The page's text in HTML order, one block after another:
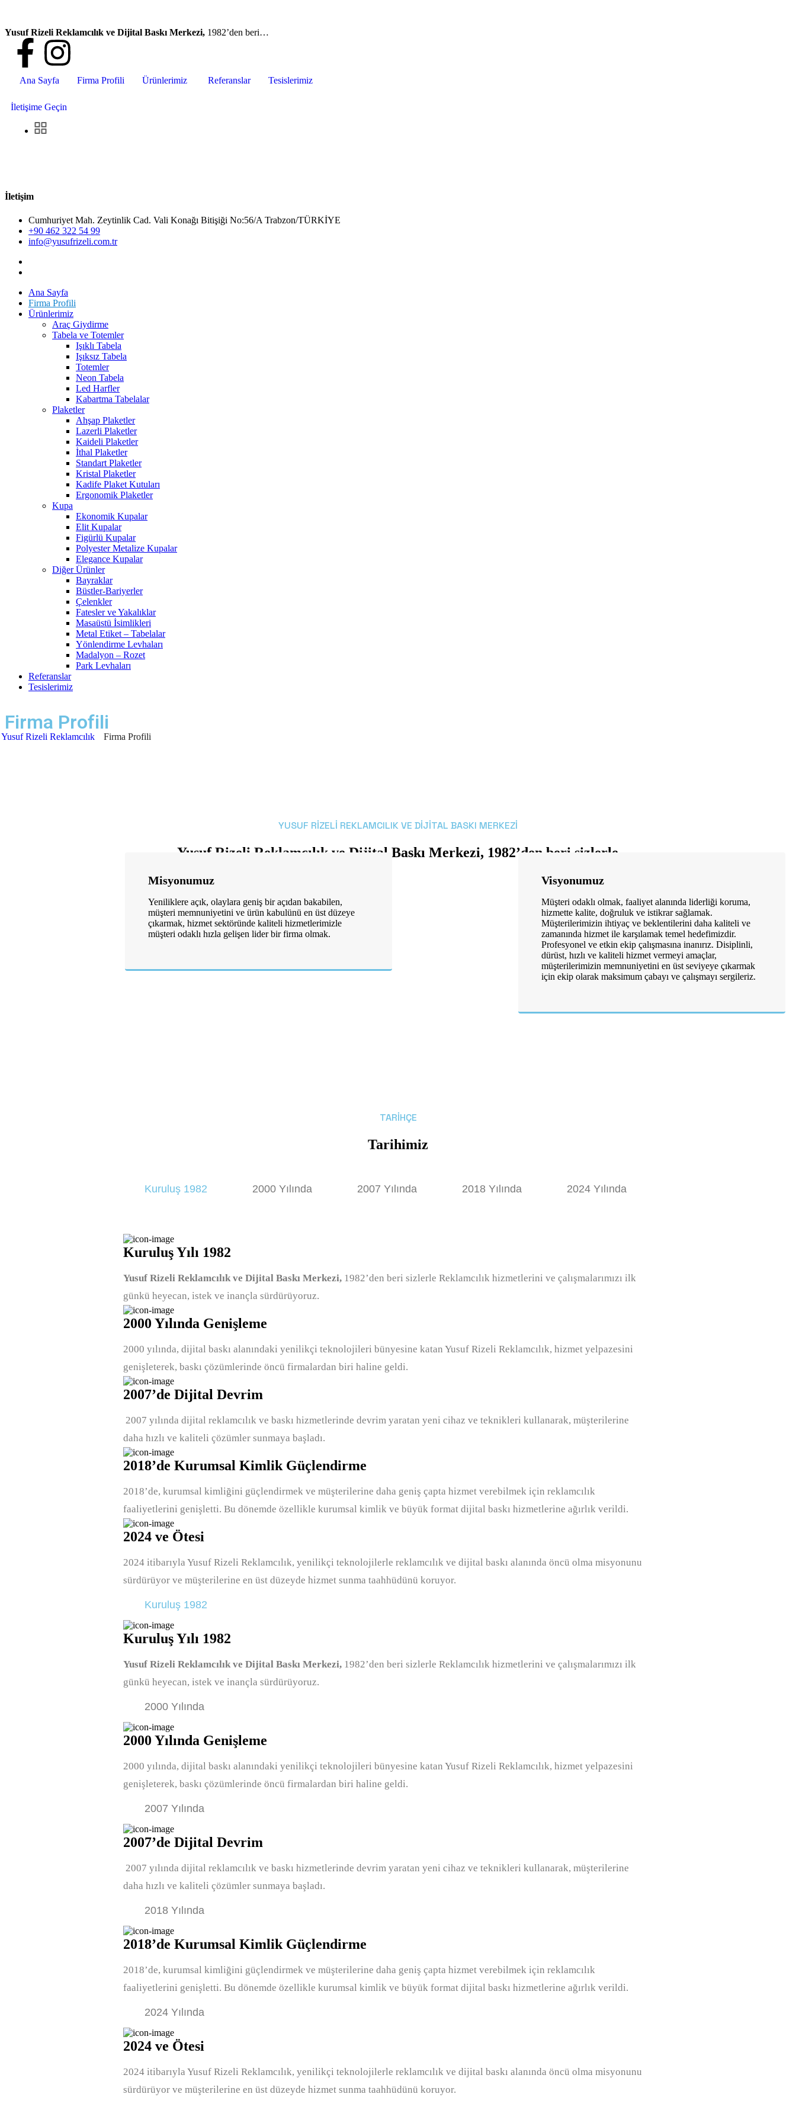
Yusuf Rizeli Reklamcılık ve Dijital Baskı Merkezi, 1982’den beri…
İletişim
Cumhuriyet Mah. Zeytinlik Cad. Vali Konağı Bitişiği No:56/A Trabzon/TÜRKİYE
+90 462 322 54 99
info@yusufrizeli.com.tr
Ana Sayfa
Firma Profili
Ürünlerimiz
Araç Giydirme
Tabela ve Totemler
Işıklı Tabela
Işıksız Tabela
Totemler
Neon Tabela
Led Harfler
Kabartma Tabelalar
Plaketler
Ahşap Plaketler
Lazerli Plaketler
Kaideli Plaketler
İthal Plaketler
Standart Plaketler
Kristal Plaketler
Kadife Plaket Kutuları
Ergonomik Plaketler
Kupa
Ekonomik Kupalar
Elit Kupalar
Figürlü Kupalar
Polyester Metalize Kupalar
Elegance Kupalar
Diğer Ürünler
Bayraklar
Büstler-Bariyerler
Çelenkler
Fatesler ve Yakalıklar
Masaüstü İsimlikleri
Metal Etiket – Tabelalar
Yönlendirme Levhaları
Madalyon – Rozet
Park Levhaları
Referanslar
Tesislerimiz
Ana Sayfa Firma Profili Ürünlerimiz Referanslar Tesislerimiz
İletişime Geçin
Firma Profili
Yusuf Rizeli Reklamcılık Firma Profili
YUSUF RIZELI REKLAMCILIK VE DIJITAL BASKI MERKEZI
Yusuf Rizeli Reklamcılık ve Dijital Baskı Merkezi, 1982’den beri sizlerle
Misyonumuz
Yeniliklere açık, olaylara geniş bir açıdan bakabilen,
müşteri memnuniyetini ve ürün kabulünü en üst düzeye
çıkarmak, hizmet sektöründe kaliteli hizmetlerimizle
müşteri odaklı hızla gelişen lider bir firma olmak.
Visyonumuz
Müşteri odaklı olmak, faaliyet alanında liderliği koruma,
hizmette kalite, doğruluk ve istikrar sağlamak.
Müşterilerimizin ihtiyaç ve beklentilerini daha kaliteli ve
zamanında hizmet ile karşılamak temel hedefimizdir.
Profesyonel ve etkin ekip çalışmasına inanırız. Disiplinli,
dürüst, hızlı ve kaliteli hizmet vermeyi amaçlar,
müşterilerimizin memnuniyetini en üst seviyeye çıkarmak
için ekip olarak maksimum çabayı ve çalışmayı sergileriz.
TARIHÇE
Tarihimiz
Kuruluş 1982 2000 Yılında 2007 Yılında 2018 Yılında 2024 Yılında
Kuruluş Yılı 1982
Yusuf Rizeli Reklamcılık ve Dijital Baskı Merkezi, 1982’den beri sizlerle Reklamcılık hizmetlerini ve çalışmalarımızı ilk
günkü heyecan, istek ve inançla sürdürüyoruz.
2000 Yılında Genişleme
2000 yılında, dijital baskı alanındaki yenilikçi teknolojileri bünyesine katan Yusuf Rizeli Reklamcılık, hizmet yelpazesini
genişleterek, baskı çözümlerinde öncü firmalardan biri haline geldi.
2007’de Dijital Devrim
2007 yılında dijital reklamcılık ve baskı hizmetlerinde devrim yaratan yeni cihaz ve teknikleri kullanarak, müşterilerine
daha hızlı ve kaliteli çözümler sunmaya başladı.
2018’de Kurumsal Kimlik Güçlendirme
2018’de, kurumsal kimliğini güçlendirmek ve müşterilerine daha geniş çapta hizmet verebilmek için reklamcılık
faaliyetlerini genişletti. Bu dönemde özellikle kurumsal kimlik ve büyük format dijital baskı hizmetlerine ağırlık verildi.
2024 ve Ötesi
2024 itibarıyla Yusuf Rizeli Reklamcılık, yenilikçi teknolojilerle reklamcılık ve dijital baskı alanında öncü olma misyonunu
sürdürüyor ve müşterilerine en üst düzeyde hizmet sunma taahhüdünü koruyor.
Kuruluş 1982
Kuruluş Yılı 1982
Yusuf Rizeli Reklamcılık ve Dijital Baskı Merkezi, 1982’den beri sizlerle Reklamcılık hizmetlerini ve çalışmalarımızı ilk
günkü heyecan, istek ve inançla sürdürüyoruz.
2000 Yılında
2000 Yılında Genişleme
2000 yılında, dijital baskı alanındaki yenilikçi teknolojileri bünyesine katan Yusuf Rizeli Reklamcılık, hizmet yelpazesini
genişleterek, baskı çözümlerinde öncü firmalardan biri haline geldi.
2007 Yılında
2007’de Dijital Devrim
2007 yılında dijital reklamcılık ve baskı hizmetlerinde devrim yaratan yeni cihaz ve teknikleri kullanarak, müşterilerine
daha hızlı ve kaliteli çözümler sunmaya başladı.
2018 Yılında
2018’de Kurumsal Kimlik Güçlendirme
2018’de, kurumsal kimliğini güçlendirmek ve müşterilerine daha geniş çapta hizmet verebilmek için reklamcılık
faaliyetlerini genişletti. Bu dönemde özellikle kurumsal kimlik ve büyük format dijital baskı hizmetlerine ağırlık verildi.
2024 Yılında
2024 ve Ötesi
2024 itibarıyla Yusuf Rizeli Reklamcılık, yenilikçi teknolojilerle reklamcılık ve dijital baskı alanında öncü olma misyonunu
sürdürüyor ve müşterilerine en üst düzeyde hizmet sunma taahhüdünü koruyor.